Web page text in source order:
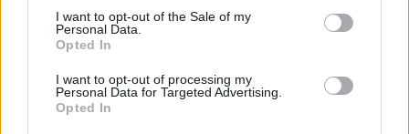
I want to opt-out of the Sale of my
Personal Data.
Opted In
I want to opt-out of processing my
Personal Data for Targeted Advertising.
Opted In